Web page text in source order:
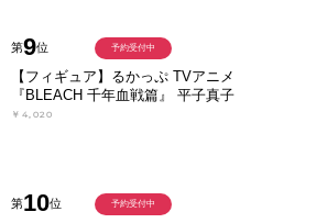
第9位
【フィギュア】るかっぷ TVアニメ
『BLEACH 千年血戦篇』 平子真子
￥4,020
予約受付中
第10位 予約受付中